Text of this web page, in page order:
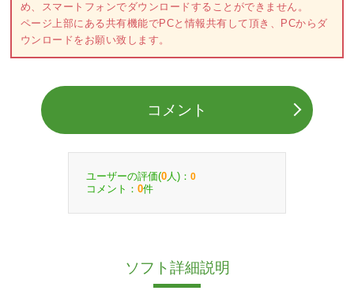
め、スマートフォンでダウンロードすることができません。
ページ上部にある共有機能でPCと情報共有して頂き、PCからダ
ウンロードをお願い致します。
コメント
ユーザーの評価(0 人)： 0
コメント： 0件
ソフト詳細説明